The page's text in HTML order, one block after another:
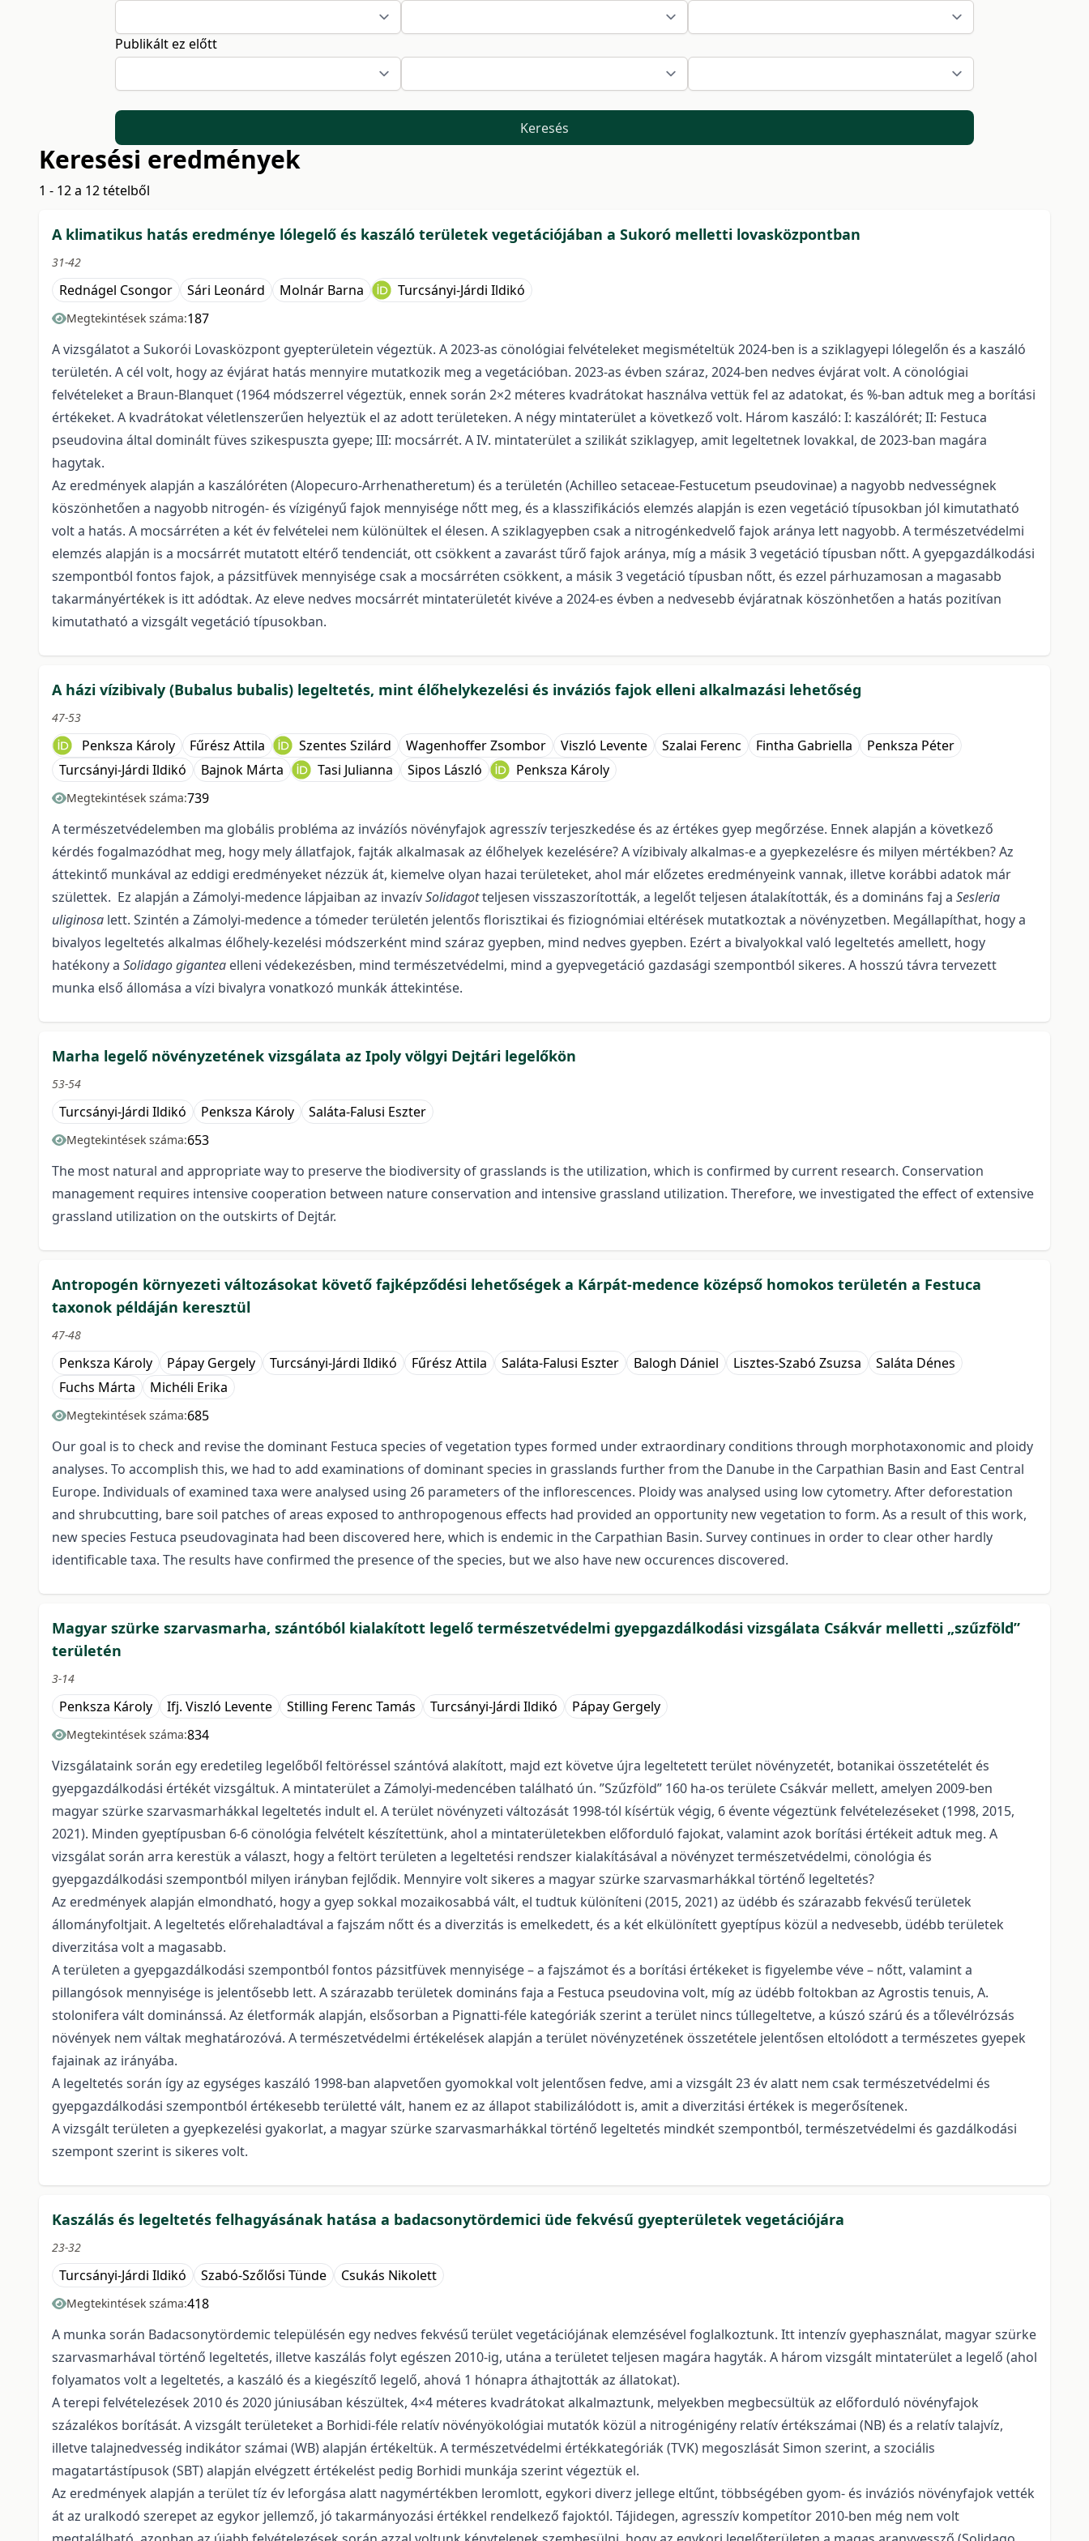
Publikált ez előtt
Keresés
Keresési eredmények
1 - 12 a 12 tételből
A klimatikus hatás eredménye lólegelő és kaszáló területek vegetációjában a Sukoró melletti lovasközpontban
31-42
Rednágel Csongor Sári Leonárd Molnár Barna Turcsányi-Járdi Ildikó
Megtekintések száma:187
A vizsgálatot a Sukorói Lovasközpont gyepterületein végeztük. A 2023-as cönológiai felvételeket megismételtük 2024-ben is a sziklagyepi lólegelőn és a kaszáló
területén. A cél volt, hogy az évjárat hatás mennyire mutatkozik meg a vegetációban. 2023-as évben száraz, 2024-ben nedves évjárat volt. A cönológiai
felvételeket a Braun-Blanquet (1964 módszerrel végeztük, ennek során 2×2 méteres kvadrátokat használva vettük fel az adatokat, és %-ban adtuk meg a borítási
értékeket. A kvadrátokat véletlenszerűen helyeztük el az adott területeken. A négy mintaterület a következő volt. Három kaszáló: I: kaszálórét; II: Festuca
pseudovina által dominált füves szikespuszta gyepe; III: mocsárrét. A IV. mintaterület a szilikát sziklagyep, amit legeltetnek lovakkal, de 2023-ban magára
hagytak.
Az eredmények alapján a kaszálóréten (Alopecuro-Arrhenatheretum) és a területén (Achilleo setaceae-Festucetum pseudovinae) a nagyobb nedvességnek
köszönhetően a nagyobb nitrogén- és vízigényű fajok mennyisége nőtt meg, és a klasszifikációs elemzés alapján is ezen vegetáció típusokban jól kimutatható
volt a hatás. A mocsárréten a két év felvételei nem különültek el élesen. A sziklagyepben csak a nitrogénkedvelő fajok aránya lett nagyobb. A természetvédelmi
elemzés alapján is a mocsárrét mutatott eltérő tendenciát, ott csökkent a zavarást tűrő fajok aránya, míg a másik 3 vegetáció típusban nőtt. A gyepgazdálkodási
szempontból fontos fajok, a pázsitfüvek mennyisége csak a mocsárréten csökkent, a másik 3 vegetáció típusban nőtt, és ezzel párhuzamosan a magasabb
takarmányértékek is itt adódtak. Az eleve nedves mocsárrét mintaterületét kivéve a 2024-es évben a nedvesebb évjáratnak köszönhetően a hatás pozitívan
kimutatható a vizsgált vegetáció típusokban.
A házi vízibivaly (Bubalus bubalis) legeltetés, mint élőhelykezelési és inváziós fajok elleni alkalmazási lehetőség
47-53
Penksza Károly Fűrész Attila Szentes Szilárd Wagenhoffer Zsombor Viszló Levente Szalai Ferenc Fintha Gabriella
Penksza Péter
Turcsányi-Járdi Ildikó
Bajnok Márta Tasi Julianna Sipos László Penksza Károly
Megtekintések száma:739
A természetvédelemben ma globális probléma az invázíós növényfajok agresszív terjeszkedése és az értékes gyep megőrzése. Ennek alapján a következő
kérdés fogalmazódhat meg, hogy mely állatfajok, fajták alkalmasak az élőhelyek kezelésére? A vízibivaly alkalmas-e a gyepkezelésre és milyen mértékben? Az
áttekintő munkával az eddigi eredményeket nézzük át, kiemelve olyan hazai területeket, ahol már előzetes eredményeink vannak, illetve korábbi adatok már
születtek. Ez alapján a Zámolyi-medence lápjaiban az invazívSolidagotteljesen visszaszorították, a legelőt teljesen átalakították, és a domináns faj a Sesleria
uliginosa lett. Szintén a Zámolyi-medence a tómeder területén jelentős florisztikai és fiziognómiai eltérések mutatkoztak a növényzetben. Megállapíthat, hogy a
bivalyos legeltetés alkalmas élőhely-kezelési módszerként mind száraz gyepben, mind nedves gyepben. Ezért a bivalyokkal való legeltetés amellett, hogy
hatékony a Solidago gigantea elleni védekezésben, mind természetvédelmi, mind a gyepvegetáció gazdasági szempontból sikeres. A hosszú távra tervezett
munka első állomása a vízi bivalyra vonatkozó munkák áttekintése.
Marha legelő növényzetének vizsgálata az Ipoly völgyi Dejtári legelőkön
53-54
Turcsányi-Járdi Ildikó Penksza Károly Saláta-Falusi Eszter
Megtekintések száma:653
The most natural and appropriate way to preserve the biodiversity of grasslands is the utilization, which is confirmed by current research. Conservation
management requires intensive cooperation between nature conservation and intensive grassland utilization. Therefore, we investigated the effect of extensive
grassland utilization on the outskirts of Dejtár.
Antropogén környezeti változásokat követő fajképződési lehetőségek a Kárpát-medence középső homokos területén a Festuca
taxonok példáján keresztül
47-48
Penksza Károly Pápay Gergely Turcsányi-Járdi Ildikó Fűrész Attila Saláta-Falusi Eszter Balogh Dániel Lisztes-Szabó Zsuzsa
Saláta Dénes
Fuchs Márta
Michéli Erika
Megtekintések száma:685
Our goal is to check and revise the dominant Festuca species of vegetation types formed under extraordinary conditions through morphotaxonomic and ploidy
analyses. To accomplish this, we had to add examinations of dominant species in grasslands further from the Danube in the Carpathian Basin and East Central
Europe. Individuals of examined taxa were analysed using 26 parameters of the inflorescences. Ploidy was analysed using low cytometry. After deforestation
and shrubcutting, bare soil patches of areas exposed to anthropogenous effects had provided an opportunity new vegetation to form. As a result of this work,
new species Festuca pseudovaginata had been discovered here, which is endemic in the Carpathian Basin. Survey continues in order to clear other hardly
identificable taxa. The results have confirmed the presence of the species, but we also have new occurences discovered.
Magyar szürke szarvasmarha, szántóból kialakított legelő természetvédelmi gyepgazdálkodási vizsgálata Csákvár melletti „szűzföld”
területén
3-14
Penksza Károly Ifj. Viszló Levente Stilling Ferenc Tamás Turcsányi-Járdi Ildikó Pápay Gergely
Megtekintések száma:834
Vizsgálataink során egy eredetileg legelőből feltöréssel szántóvá alakított, majd ezt követve újra legeltetett terület növényzetét, botanikai összetételét és
gyepgazdálkodási értékét vizsgáltuk. A mintaterület a Zámolyi-medencében található ún. ”Szűzföld” 160 ha-os területe Csákvár mellett, amelyen 2009-ben
magyar szürke szarvasmarhákkal legeltetés indult el. A terület növényzeti változását 1998-tól kísértük végig, 6 évente végeztünk felvételezéseket (1998, 2015,
2021). Minden gyeptípusban 6-6 cönológia felvételt készítettünk, ahol a mintaterületekben előforduló fajokat, valamint azok borítási értékeit adtuk meg. A
vizsgálat során arra kerestük a választ, hogy a feltört területen a legeltetési rendszer kialakításával a növényzet természetvédelmi, cönológia és
gyepgazdálkodási szempontból milyen irányban fejlődik. Mennyire volt sikeres a magyar szürke szarvasmarhákkal történő legeltetés?
Az eredmények alapján elmondható, hogy a gyep sokkal mozaikosabbá vált, el tudtuk különíteni (2015, 2021) az üdébb és szárazabb fekvésű területek
állományfoltjait. A legeltetés előrehaladtával a fajszám nőtt és a diverzitás is emelkedett, és a két elkülönített gyeptípus közül a nedvesebb, üdébb területek
diverzitása volt a magasabb.
A területen a gyepgazdálkodási szempontból fontos pázsitfüvek mennyisége – a fajszámot és a borítási értékeket is figyelembe véve – nőtt, valamint a
pillangósok mennyisége is jelentősebb lett. A szárazabb területek domináns faja a Festuca pseudovina volt, míg az üdébb foltokban az Agrostis tenuis, A.
stolonifera vált dominánssá. Az életformák alapján, elsősorban a Pignatti-féle kategóriák szerint a terület nincs túllegeltetve, a kúszó szárú és a tőlevélrózsás
növények nem váltak meghatározóvá. A természetvédelmi értékelések alapján a terület növényzetének összetétele jelentősen eltolódott a természetes gyepek
fajainak az irányába.
A legeltetés során így az egységes kaszáló 1998-ban alapvetően gyomokkal volt jelentősen fedve, ami a vizsgált 23 év alatt nem csak természetvédelmi és
gyepgazdálkodási szempontból értékesebb területté vált, hanem ez az állapot stabilizálódott is, amit a diverzitási értékek is megerősítenek.
A vizsgált területen a gyepkezelési gyakorlat, a magyar szürke szarvasmarhákkal történő legeltetés mindkét szempontból, természetvédelmi és gazdálkodási
szempont szerint is sikeres volt.
Kaszálás és legeltetés felhagyásának hatása a badacsonytördemici üde fekvésű gyepterületek vegetációjára
23-32
Turcsányi-Járdi Ildikó Szabó-Szőlősi Tünde Csukás Nikolett
Megtekintések száma:418
A munka során Badacsonytördemic településén egy nedves fekvésű terület vegetációjának elemzésével foglalkoztunk. Itt intenzív gyephasználat, magyar szürke
szarvasmarhával történő legeltetés, illetve kaszálás folyt egészen 2010-ig, utána a területet teljesen magára hagyták. A három vizsgált mintaterület a legelő (ahol
folyamatos volt a legeltetés, a kaszáló és a kiegészítő legelő, ahová 1 hónapra áthajtották az állatokat).
A terepi felvételezések 2010 és 2020 júniusában készültek, 4×4 méteres kvadrátokat alkalmaztunk, melyekben megbecsültük az előforduló növényfajok
százalékos borítását. A vizsgált területeket a Borhidi-féle relatív növényökológiai mutatók közül a nitrogénigény relatív értékszámai (NB) és a relatív talajvíz,
illetve talajnedvesség indikátor számai (WB) alapján értékeltük. A természetvédelmi értékkategóriák (TVK) megoszlását Simon szerint, a szociális
magatartástípusok (SBT) alapján elvégzett értékelést pedig Borhidi munkája szerint végeztük el.
Az eredmények alapján a terület tíz év leforgása alatt nagymértékben leromlott, egykori diverz jellege eltűnt, többségében gyom- és inváziós növényfajok vették
át az uralkodó szerepet az egykor jellemző, jó takarmányozási értékkel rendelkező fajoktól. Tájidegen, agresszív kompetítor 2010-ben még nem volt